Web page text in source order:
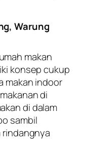
Warung
makan
konsep cukup
makan indoor
di
di dalam
sambil
rindangnya